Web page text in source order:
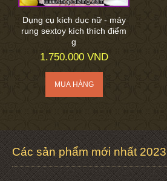
Dụng cụ kích dục nữ - máy
rung sextoy kích thích điểm
g
1.750.000 VND
Các sản phẩm mới nhất 2023